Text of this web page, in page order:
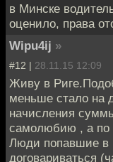
в Минске
оценило, права
Wipu4ij »
#12 | 28.11.15 12:09
Живу в
меньше стало на
начисления
самолюбию , а по
Люди попавшие в
договариваться